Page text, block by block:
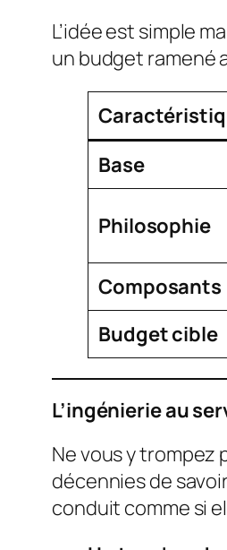
L’idée est simple
un budget ramené
Base
Philosophie
Composants
Budget cible
L’ingénierie au
Ne vous y trompez
décennies de
conduit comme si